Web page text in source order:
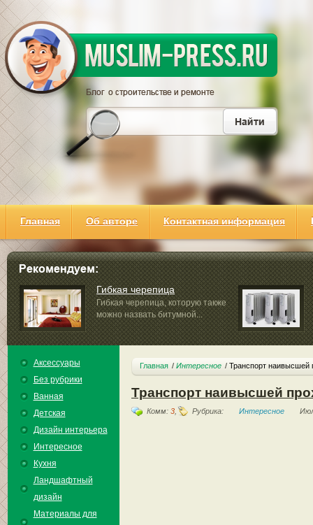
Главная Об авторе Контактная информация
Гибкая черепица
Гибкая черепица, которую также
можно назвать битумной...
Аксессуары
Без рубрики
Ванная
Детская
Дизайн интерьера
Интересное
Кухня
Ландшафтный
дизайн
Материалы для
Главная Интересное Транспорт наивысшей
Транспорт наивысшей
Комм: 3, Рубрика: Интересное